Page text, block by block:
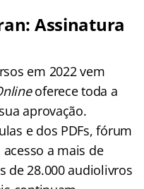
Assinatura
em 2022 vem
oferece toda a
aprovação.
e dos PDFs, fórum
a mais de
de 28.000 audiolivros